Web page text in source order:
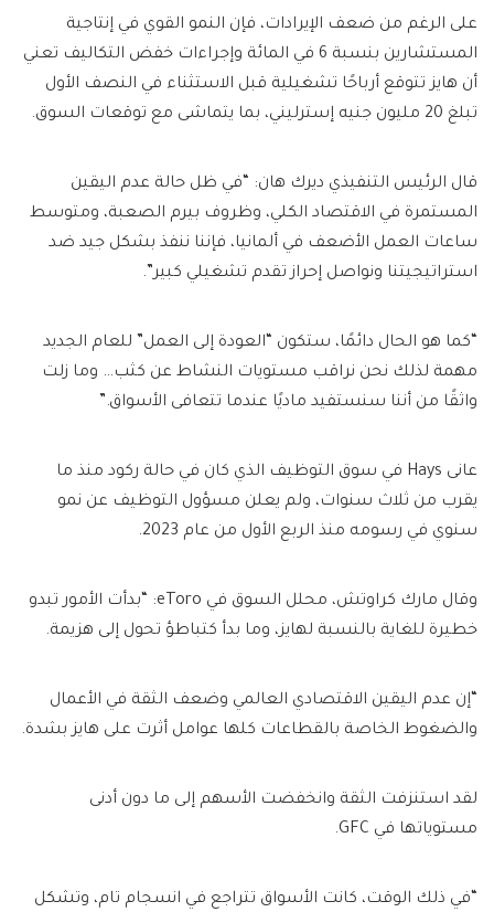
على الرغم من ضعف الإيرادات، فإن النمو القوي في إنتاجية
المستشارين بنسبة 6 في المائة وإجراءات خفض التكاليف تعني
أن هايز تتوقع أرباحًا تشغيلية قبل الاستثناء في النصف الأول
تبلغ 20 مليون جنيه إسترليني، بما يتماشى مع توقعات السوق.
قال الرئيس التنفيذي ديرك هان: “في ظل حالة عدم اليقين
المستمرة في الاقتصاد الكلي، وظروف بيرم الصعبة، ومتوسط ​​
ساعات العمل الأضعف في ألمانيا، فإننا ننفذ بشكل جيد ضد
استراتيجيتنا ونواصل إحراز تقدم تشغيلي كبير”.
“كما هو الحال دائمًا، ستكون “العودة إلى العمل” للعام الجديد
مهمة لذلك نحن نراقب مستويات النشاط عن كثب… وما زلت
واثقًا من أننا سنستفيد ماديًا عندما تتعافى الأسواق.”
عانى Hays في سوق التوظيف الذي كان في حالة ركود منذ ما
يقرب من ثلاث سنوات، ولم يعلن مسؤول التوظيف عن نمو
سنوي في رسومه منذ الربع الأول من عام 2023.
وقال مارك كراوتش، محلل السوق في eToro: “بدأت الأمور تبدو
خطيرة للغاية بالنسبة لهايز، وما بدأ كتباطؤ تحول إلى هزيمة.
“إن عدم اليقين الاقتصادي العالمي وضعف الثقة في الأعمال
والضغوط الخاصة بالقطاعات كلها عوامل أثرت على هايز بشدة.
لقد استنزفت الثقة وانخفضت الأسهم إلى ما دون أدنى
مستوياتها في GFC.
“في ذلك الوقت، كانت الأسواق تتراجع في انسجام تام، وتشكل